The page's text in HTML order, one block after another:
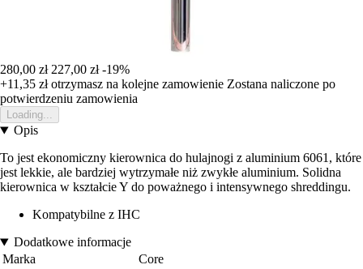
280,00 zł 227,00 zł -19%
+11,35 złotrzymasz na kolejne zamowienie Zostana naliczone po
potwierdzeniu zamowienia
Loading...
Opis
To jest ekonomiczny kierownica do hulajnogi z aluminium 6061, które
jest lekkie, ale bardziej wytrzymałe niż zwykłe aluminium. Solidna
kierownica w kształcie Y do poważnego i intensywnego shreddingu.
Kompatybilne z IHC
Dodatkowe informacje
Marka
Core